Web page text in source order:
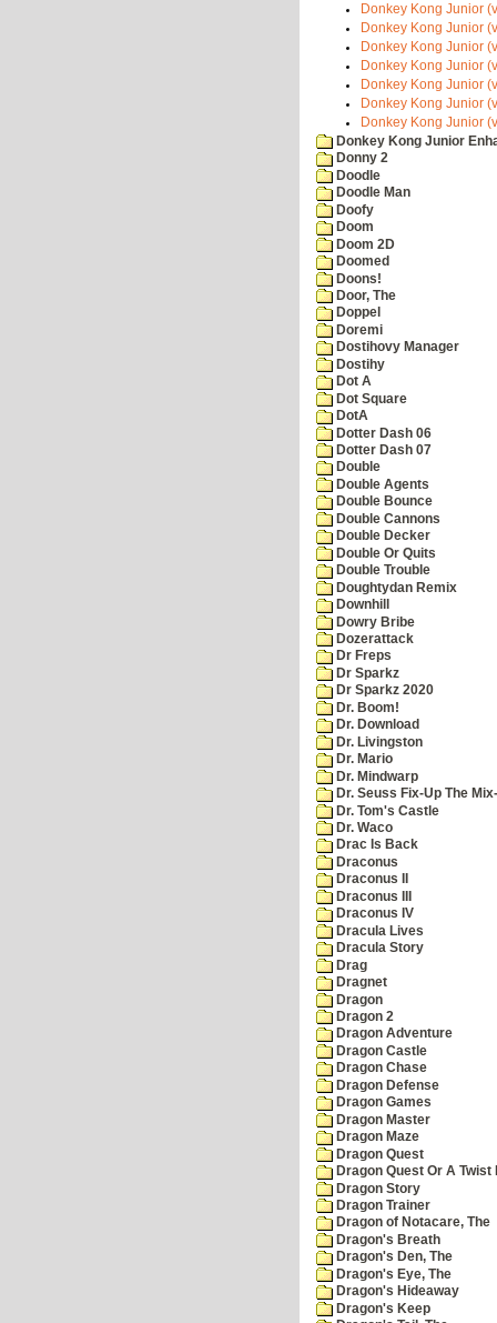
Donkey Kong Junior
Donkey Kong Junior
Donkey Kong Junior
Donkey Kong Junior
Donkey Kong Junior
Donkey Kong Junior
Donkey Kong Junior
Donkey Kong Junior
Donny 2
Doodle
Doodle Man
Doofy
Doom
Doom 2D
Doomed
Doons!
Door, The
Doppel
Doremi
Dostihovy Manager
Dostihy
Dot A
Dot Square
DotA
Dotter Dash 06
Dotter Dash 07
Double
Double Agents
Double Bounce
Double Cannons
Double Decker
Double Or Quits
Double Trouble
Doughtydan Remix
Downhill
Dowry Bribe
Dozerattack
Dr Freps
Dr Sparkz
Dr Sparkz 2020
Dr. Boom!
Dr. Download
Dr. Livingston
Dr. Mario
Dr. Mindwarp
Dr. Seuss Fix-Up The
Dr. Tom's Castle
Dr. Waco
Drac Is Back
Draconus
Draconus II
Draconus III
Draconus IV
Dracula Lives
Dracula Story
Drag
Dragnet
Dragon
Dragon 2
Dragon Adventure
Dragon Castle
Dragon Chase
Dragon Defense
Dragon Games
Dragon Master
Dragon Maze
Dragon Quest
Dragon Quest Or A Twist
Dragon Story
Dragon Trainer
Dragon of Notacare, The
Dragon's Breath
Dragon's Den, The
Dragon's Eye, The
Dragon's Hideaway
Dragon's Keep